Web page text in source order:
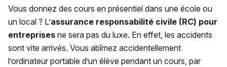
Vous donnez des cours en présentiel dans une école ou
un local ? L’assurance responsabilité civile (RC) pour
entreprises ne sera pas du luxe. En effet, les accidents
sont vite arrivés. Vous abîmez accidentellement
l’ordinateur portable d’un élève pendant un cours, par